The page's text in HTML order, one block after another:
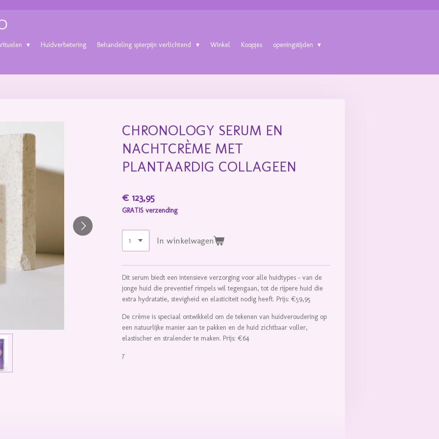
Huidverbetering Behandeling spierpijn verlichtend Winkel Koopjes openingstijden
CHRONOLOGY SERUM EN
NACHTCRÈME MET
PLANTAARDIG COLLAGEEN
€ 123,95
GRATIS verzending
In winkelwagen
Dit serum biedt een intensieve verzorging voor alle huidtypes – van de
jonge huid die preventief rimpels wil tegengaan, tot de rijpere huid die
extra hydratatie, stevigheid en elasticiteit nodig heeft. Prijs: €59,95
De crème is speciaal ontwikkeld om de tekenen van huidveroudering op
een natuurlijke manier aan te pakken en de huid zichtbaar voller,
elastischer en stralender te maken. Prijs: €64
7